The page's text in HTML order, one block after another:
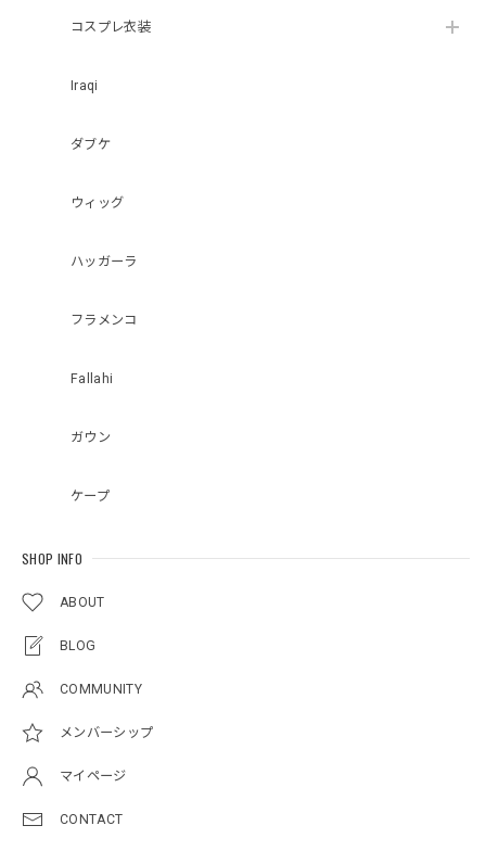
コスプレ衣装
Iraqi
ダブケ
ウィッグ
ハッガーラ
フラメンコ
Fallahi
ガウン
ケープ
SHOP INFO
ABOUT
BLOG
COMMUNITY
メンバーシップ
マイページ
CONTACT